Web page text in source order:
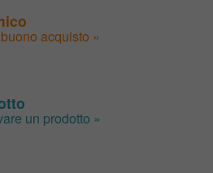
acquisto »
un prodotto »